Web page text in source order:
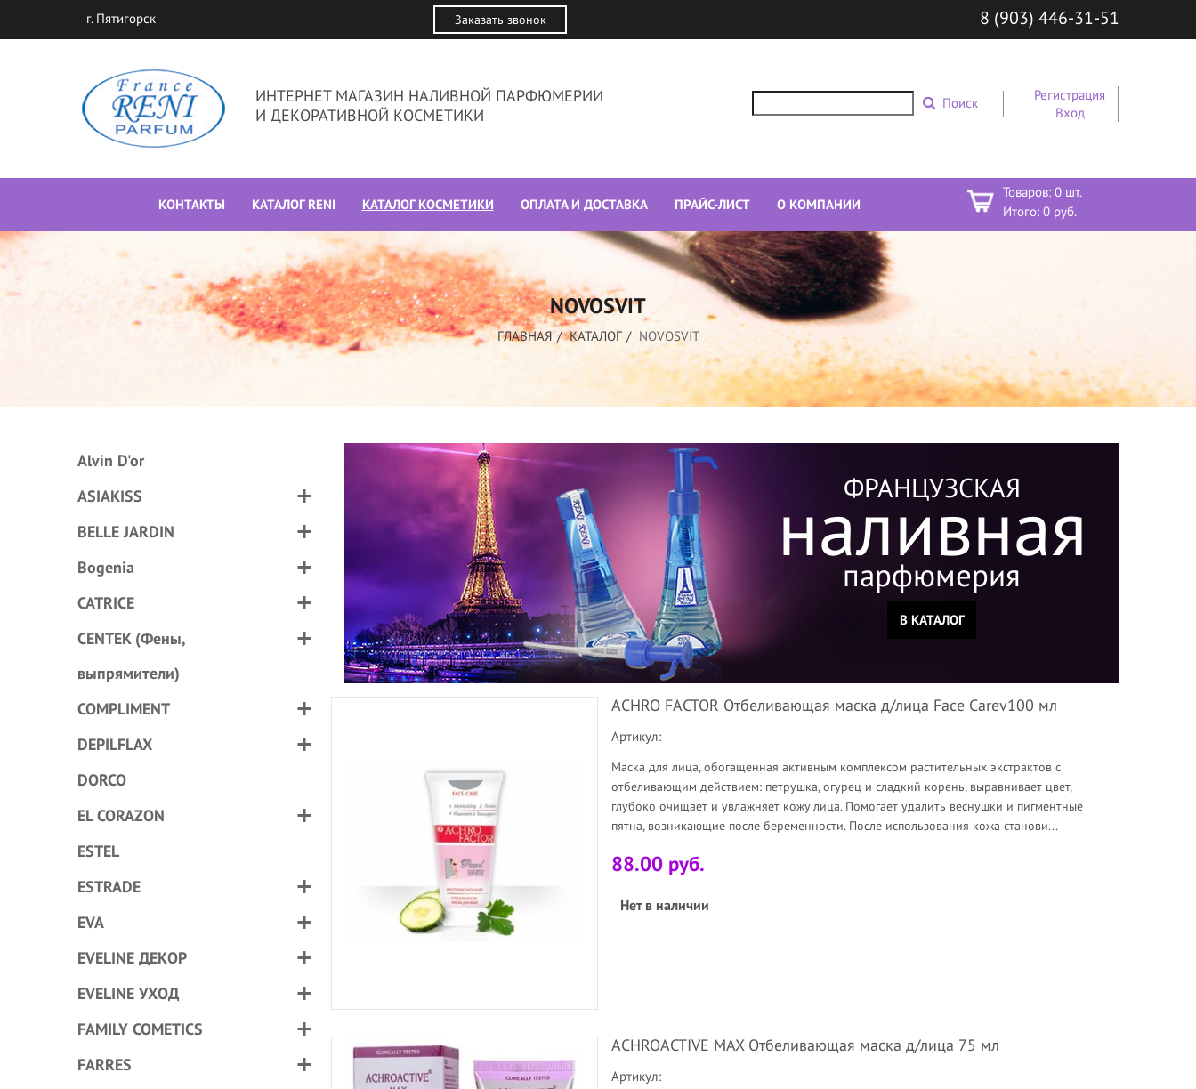
г. Пятигорск Заказать звонок 8 (903) 446-31-51
ИНТЕРНЕТ МАГАЗИН НАЛИВНОЙ ПАРФЮМЕРИИ
И ДЕКОРАТИВНОЙ КОСМЕТИКИ
Поиск
Регистрация
Вход
КОНТАКТЫ КАТАЛОГ RENI КАТАЛОГ КОСМЕТИКИ ОПЛАТА И ДОСТАВКА ПРАЙС-ЛИСТ О КОМПАНИИ
Товаров: 0 шт.
Итого: 0 руб.
NOVOSVIT
ГЛАВНАЯ КАТАЛОГ NOVOSVIT
Alvin D'or
ASIAKISS
BELLE JARDIN
Bogenia
CATRICE
CENTEK (Фены,
выпрямители)
COMPLIMENT
DEPILFLAX
DORCO
EL CORAZON
ESTEL
ESTRADE
EVA
EVELINE ДЕКОР
EVELINE УХОД
FAMILY COMETICS
FARRES
ФРАНЦУЗСКАЯ
наливная
парфюмерия
В КАТАЛОГ
ACHRO FACTOR Отбеливающая маска д/лица Face Carev100 мл
Артикул:
Маска для лица, обогащенная активным комплексом растительных экстрактов с
отбеливающим действием: петрушка, огурец и сладкий корень, выравнивает цвет,
глубоко очищает и увлажняет кожу лица. Помогает удалить веснушки и пигментные
пятна, возникающие после беременности. После использования кожа станови...
88.00 руб.
Нет в наличии
ACHROACTIVE MAX Отбеливающая маска д/лица 75 мл
Артикул: